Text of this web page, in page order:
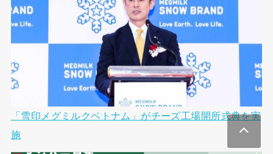
「雪印メグミルクベトナム」がチーズ工場開所式典を実
施